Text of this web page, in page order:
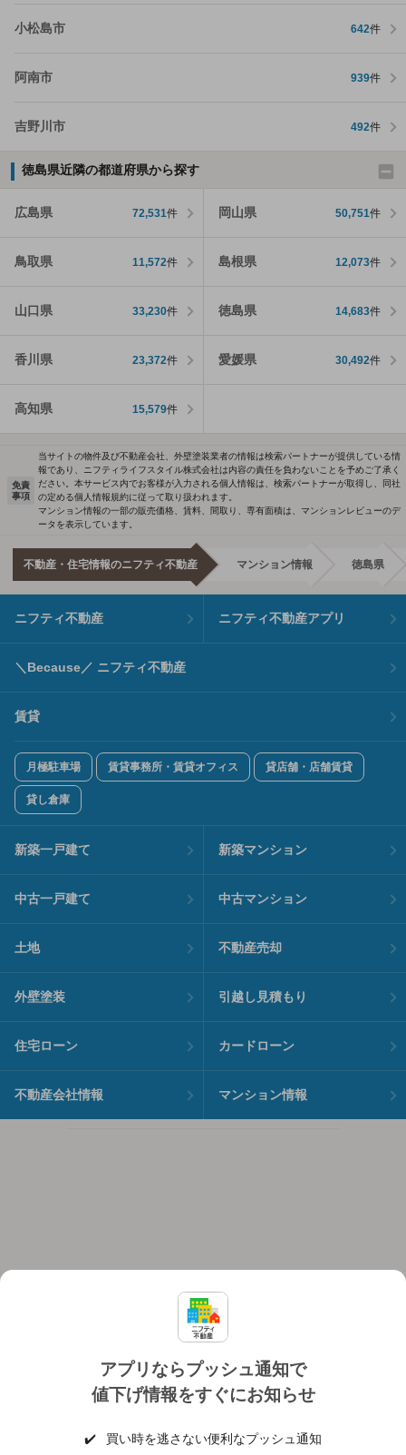
小松島市 642件
阿南市 939件
吉野川市 492件
徳島県近隣の都道府県から探す
広島県 72,531件 岡山県 50,751件
鳥取県 11,572件 島根県 12,073件
山口県 33,230件 徳島県 14,683件
香川県 23,372件 愛媛県 30,492件
高知県 15,579件
アプリならプッシュ通知で
値下げ情報をすぐにお知らせ
✔️
買い時を逃さない便利なプッシュ通知
免責
事項
当サイトの物件及び不動産会社、外壁塗装業者の情報は検索パートナーが提供している情
報であり、ニフティライフスタイル株式会社は内容の責任を負わないことを予めご了承く
ださい。本サービス内でお客様が入力される個人情報は、検索パートナーが取得し、同社
の定める個人情報規約に従って取り扱われます。
マンション情報の一部の販売価格、賃料、間取り、専有面積は、マンションレビューのデ
ータを表示しています。
不動産・住宅情報のニフティ不動産 マンション情報 徳島県
ニフティ不動産 ニフティ不動産アプリ
＼Because／ ニフティ不動産
賃貸
月極駐車場 賃貸事務所・賃貸オフィス 貸店舗・店舗賃貸
貸し倉庫
新築一戸建て 新築マンション
中古一戸建て 中古マンション
土地 不動産売却
外壁塗装 引越し見積もり
住宅ローン カードローン
不動産会社情報 マンション情報
個人情報保護ポリシー 利用規約
ヘルプ・お問い合わせ 採用情報